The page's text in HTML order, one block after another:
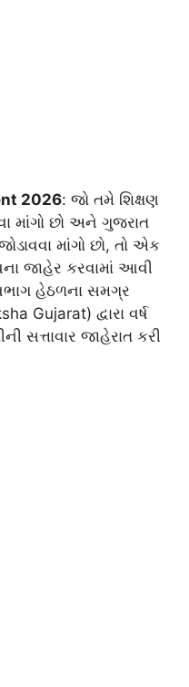
2026: જો તમે શિક્ષણ
માંગો છો અને ગુજરાત
માંગો છો, તો એક
જાહેર કરવામાં આવી
હેઠળના સમગ્ર
Gujarat) દ્વારા વર્ષ
સત્તાવાર જાહેરાત કરી